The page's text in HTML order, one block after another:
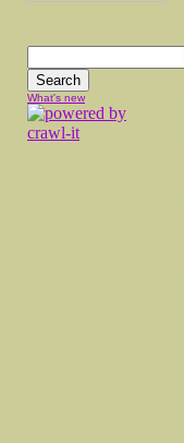
What's new